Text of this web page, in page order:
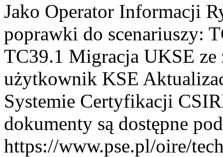
Jako Operator Informacji
poprawki do scenariuszy:
TC39.1 Migracja UKSE
użytkownik KSE
Systemie Certyfikacji
dokumenty są dostępne
https://www.pse.pl/oire/